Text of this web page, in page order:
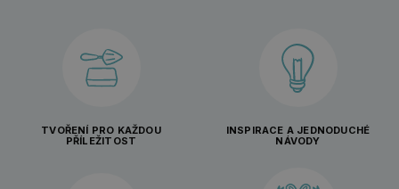
TVOŘENÍ PRO KAŽDOU
PŘÍLEŽITOST
INSPIRACE A JEDNODUCHÉ
NÁVODY